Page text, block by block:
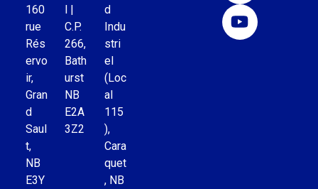
160
rue
Rés
ervo
ir,
Gran
d
Saul
t,
NB
E3Y
l |
C.P.
266,
Bath
urst
NB
E2A
3Z2
d
Indu
stri
el
(Loc
al
115
),
Cara
quet
, NB